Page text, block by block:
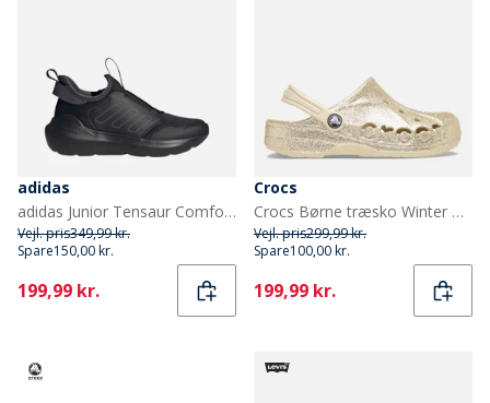
adidas
adidas Junior Tensaur Comfort Træningssko Core Black/Grey Six/Grey Six
Vejl. pris349,99 kr.
Spare150,00 kr.
Current
199,99 kr.
Crocs
Crocs Børne træsko Winter White
Vejl. pris299,99 kr.
Spare100,00 kr.
Current
199,99 kr.